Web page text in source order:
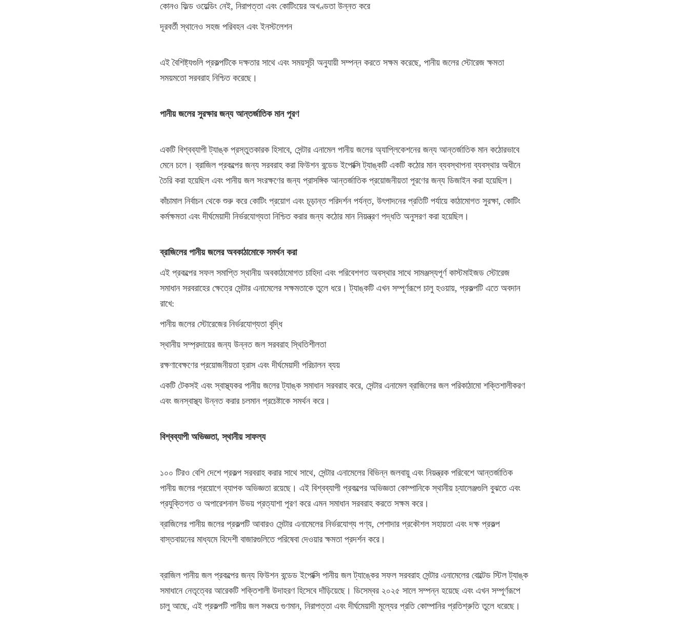
কোনও ফিল্ড ওয়েল্ডিং নেই, নিরাপত্তা এবং কোটিংয়ের অখণ্ডতা উন্নত করে
দূরবর্তী স্থানেও সহজ পরিবহন এবং ইনস্টলেশন
এই বৈশিষ্ট্যগুলি প্রকল্পটিকে দক্ষতার সাথে এবং সময়সূচী অনুযায়ী সম্পন্ন করতে সক্ষম করেছে, পানীয় জলের স্টোরেজ ক্ষমতা
সময়মতো সরবরাহ নিশ্চিত করেছে।
পানীয় জলের সুরক্ষার জন্য আন্তর্জাতিক মান পূরণ
একটি বিশ্বব্যাপী ট্যাঙ্ক প্রস্তুতকারক হিসাবে, সেন্টার এনামেল পানীয় জলের অ্যাপ্লিকেশনের জন্য আন্তর্জাতিক মান কঠোরভাবে
মেনে চলে। ব্রাজিল প্রকল্পের জন্য সরবরাহ করা ফিউশন বন্ডেড ইপোক্সি ট্যাঙ্কটি একটি কঠোর মান ব্যবস্থাপনা ব্যবস্থার অধীনে
তৈরি করা হয়েছিল এবং পানীয় জল সংরক্ষণের জন্য প্রাসঙ্গিক আন্তর্জাতিক প্রয়োজনীয়তা পূরণের জন্য ডিজাইন করা হয়েছিল।
কাঁচামাল নির্বাচন থেকে শুরু করে কোটিং প্রয়োগ এবং চূড়ান্ত পরিদর্শন পর্যন্ত, উৎপাদনের প্রতিটি পর্যায়ে কাঠামোগত সুরক্ষা, কোটিং
কর্মক্ষমতা এবং দীর্ঘমেয়াদী নির্ভরযোগ্যতা নিশ্চিত করার জন্য কঠোর মান নিয়ন্ত্রণ পদ্ধতি অনুসরণ করা হয়েছিল।
ব্রাজিলের পানীয় জলের অবকাঠামোকে সমর্থন করা
এই প্রকল্পের সফল সমাপ্তি স্থানীয় অবকাঠামোগত চাহিদা এবং পরিবেশগত অবস্থার সাথে সামঞ্জস্যপূর্ণ কাস্টমাইজড স্টোরেজ
সমাধান সরবরাহের ক্ষেত্রে সেন্টার এনামেলের সক্ষমতাকে তুলে ধরে। ট্যাঙ্কটি এখন সম্পূর্ণরূপে চালু হওয়ায়, প্রকল্পটি এতে অবদান
রাখে:
পানীয় জলের স্টোরেজের নির্ভরযোগ্যতা বৃদ্ধি
স্থানীয় সম্প্রদায়ের জন্য উন্নত জল সরবরাহ স্থিতিশীলতা
রক্ষণাবেক্ষণের প্রয়োজনীয়তা হ্রাস এবং দীর্ঘমেয়াদী পরিচালন ব্যয়
একটি টেকসই এবং স্বাস্থ্যকর পানীয় জলের ট্যাঙ্ক সমাধান সরবরাহ করে, সেন্টার এনামেল ব্রাজিলের জল পরিকাঠামো শক্তিশালীকরণ
এবং জনস্বাস্থ্য উন্নত করার চলমান প্রচেষ্টাকে সমর্থন করে।
বিশ্বব্যাপী অভিজ্ঞতা, স্থানীয় সাফল্য
১০০ টিরও বেশি দেশে প্রকল্প সরবরাহ করার সাথে সাথে, সেন্টার এনামেলের বিভিন্ন জলবায়ু এবং নিয়ন্ত্রক পরিবেশে আন্তর্জাতিক
পানীয় জলের প্রয়োগে ব্যাপক অভিজ্ঞতা রয়েছে। এই বিশ্বব্যাপী প্রকল্পের অভিজ্ঞতা কোম্পানিকে স্থানীয় চ্যালেঞ্জগুলি বুঝতে এবং
প্রযুক্তিগত ও অপারেশনাল উভয় প্রত্যাশা পূরণ করে এমন সমাধান সরবরাহ করতে সক্ষম করে।
ব্রাজিলের পানীয় জলের প্রকল্পটি আবারও সেন্টার এনামেলের নির্ভরযোগ্য পণ্য, পেশাদার প্রকৌশল সহায়তা এবং দক্ষ প্রকল্প
বাস্তবায়নের মাধ্যমে বিদেশী বাজারগুলিতে পরিষেবা দেওয়ার ক্ষমতা প্রদর্শন করে।
ব্রাজিল পানীয় জল প্রকল্পের জন্য ফিউশন বন্ডেড ইপোক্সি পানীয় জল ট্যাঙ্কের সফল সরবরাহ সেন্টার এনামেলের বোল্টেড স্টিল ট্যাঙ্ক
সমাধানে নেতৃত্বের আরেকটি শক্তিশালী উদাহরণ হিসেবে দাঁড়িয়েছে। ডিসেম্বর ২০২৫ সালে সম্পন্ন হয়েছে এবং এখন সম্পূর্ণরূপে
চালু আছে, এই প্রকল্পটি পানীয় জল সঞ্চয়ে গুণমান, নিরাপত্তা এবং দীর্ঘমেয়াদী মূল্যের প্রতি কোম্পানির প্রতিশ্রুতি তুলে ধরেছে।